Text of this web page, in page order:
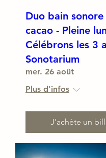
Duo bain
cacao - Pleine
Célébrons les 3
Sonotarium
mer. 26 août
Plus d'infos
J'achète un